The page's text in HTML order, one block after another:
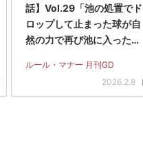
話】Vol.29「池の処置でド
ロップして止まった球が自
然の力で再び池に入った。
ルール・マナー 月刊GD
2026.2.8